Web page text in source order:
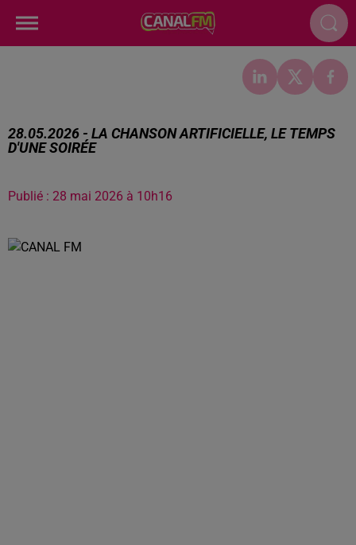
28.05.2026 - LA CHANSON ARTIFICIELLE, LE TEMPS
D'UNE SOIRÉE
Publié : 28 mai 2026 à 10h16